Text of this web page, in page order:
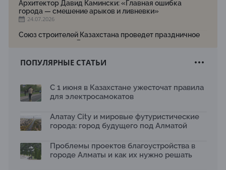
Архитектор Давид Камински: «Главная ошибка
города — смешение арыков и ливневки»
24.07.2026
Союз строителей Казахстана проведет праздничное
мероприятие ко Дню строителя
Новый Строительный кодекс: что изменилось для
17.07.2026
рободоставки в Астане
15.07.2026
2026 принимает заявки до 31 июля
13.07.2026
ПОПУЛЯРНЫЕ СТАТЬИ
С 1 июня в Казахстане ужесточат правила
для электросамокатов
Алатау City и мировые футуристические
города: город будущего под Алматой
Проблемы проектов благоустройства в
городе Алматы и как их нужно решать